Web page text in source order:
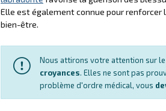
Elle est également connue pour
bien-être.
Nous attirons votre attention sur
croyances. Elles ne sont pas
problème d'ordre médical, vous